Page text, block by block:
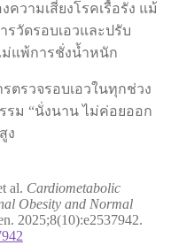
วามเสี่ยงโรคเรื้อรัง แม้
วัดรอบเอวและปรับ
ม่แพ้การชั่งน้ำหนัก
ตรวจรอบเอวในทุกช่วง
รม “นั่งนาน ไม่ค่อยออก
ง
al. Cardiometabolic
Obesity and Normal
2025;8(10):e2537942.